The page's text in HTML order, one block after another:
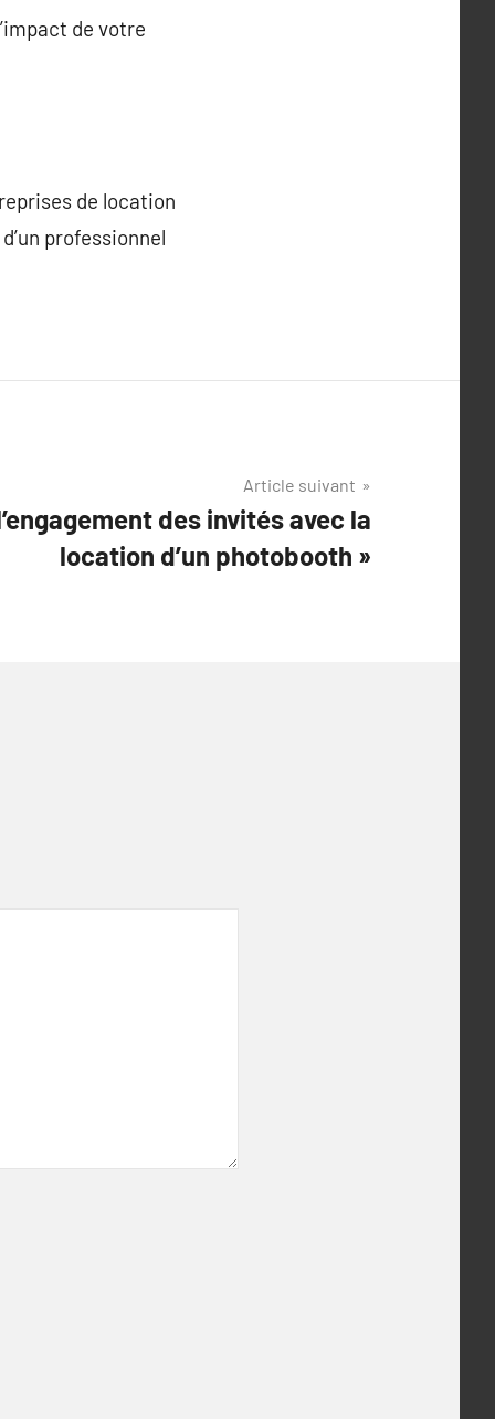
de votre
de location
professionnel
Article suivant
des invités avec la
location d’un photobooth »